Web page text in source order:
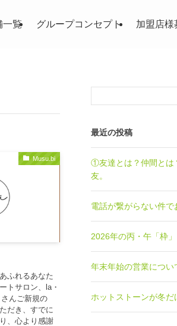
一覧 グループコンセプト 加盟店様
Musu.bi
ふれるあなた
トサロン、la・
んご新規の
だき、すでに
、心より感謝
最近の投稿
①友達とは？仲間と
友。
電話が繋がらない件で
2026年の丙・午「枠」
年末年始の営業につい
ホットストーンが冬